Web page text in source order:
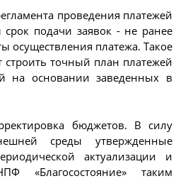
проведения платежей
подачи заявок - не ранее
осуществления платежа. Такое
строить точный план платежей
на основании заведенных в
бюджетов. В силу
среды утвержденные
актуализации и
«Благосостояние» таким